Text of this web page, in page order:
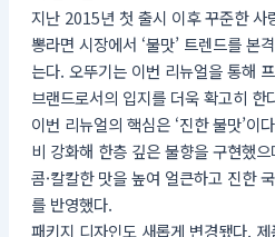
지난 2015년 첫 출시 이후 꾸준한 사
뽕라면 시장에서 ‘불맛’ 트렌드를 본
는다. 오뚜기는 이번 리뉴얼을 통해
브랜드로서의 입지를 더욱 확고히 한
이번 리뉴얼의 핵심은 ‘진한 불맛’이
비 강화해 한층 깊은 불향을 구현했
콤·칼칼한 맛을 높여 얼큰하고 진한
를 반영했다.
패키지 디자인도 새롭게 변경됐다.